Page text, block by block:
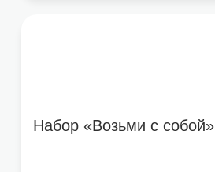
Набор «Возьми с собой»